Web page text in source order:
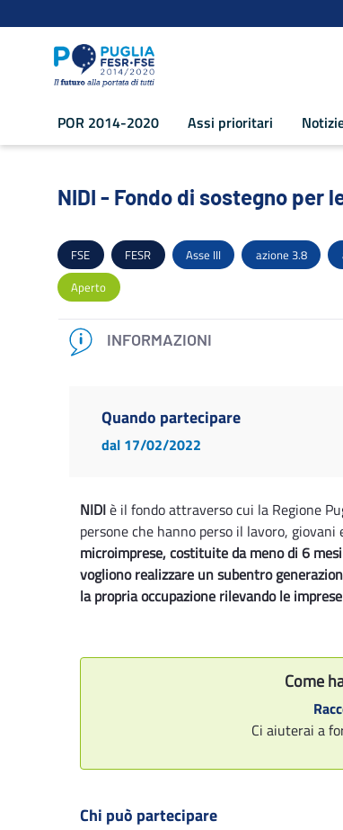
POR 2014-2020 Assi prioritari
NIDI - Fondo di sostegno per le
NIDI - Fondo di sostegno per
FSE FESR Asse III azione 3.8
Aperto
INFORMAZIONI
Quando partecipare
dal 17/02/2022
NIDIè il fondo attraverso cui la Regione
persone che hanno perso il lavoro,
microimprese, costituite da meno di 6
vogliono realizzare un subentro
la propria occupazione rilevando le
Come
Ci aiuterai a
Chi può partecipare